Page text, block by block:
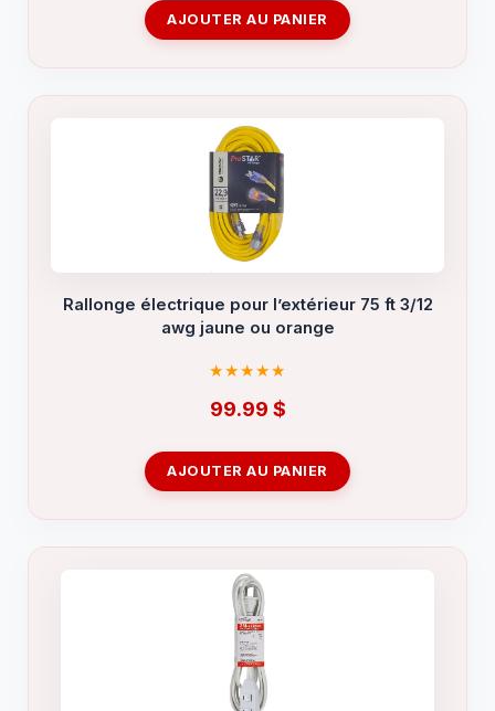
AJOUTER AU PANIER
Rallonge électrique pour l’extérieur 75 ft 3/12
awg jaune ou orange
99.99 $
AJOUTER AU PANIER